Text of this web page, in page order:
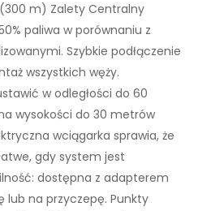
m) Zalety Centralny
paliwa w porównaniu z
Szybkie podłączenie
wszystkich węży.
w odległości do 60
wysokości do 30 metrów
wciągarka sprawia, że
gdy system jest
dostępna z adapterem
lub na przyczepę. Punkty